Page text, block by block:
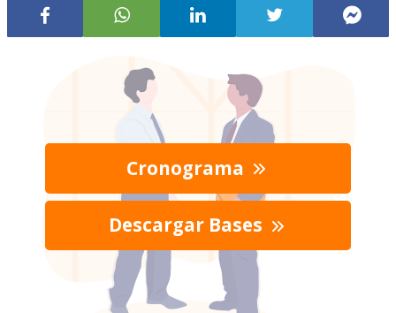
Cronograma
Descargar Bases